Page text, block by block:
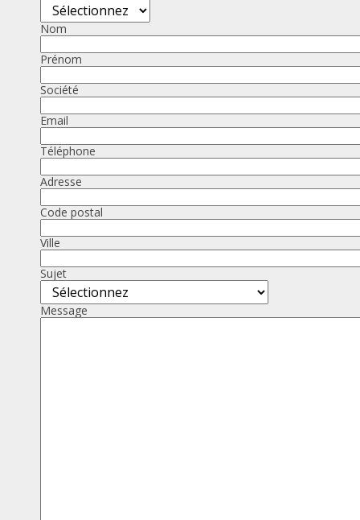
Nom
Prénom
Société
Email
Téléphone
Adresse
Code postal
Ville
Sujet
Message